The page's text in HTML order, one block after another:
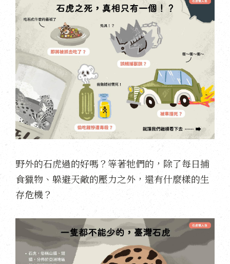
野外的石虎過的好嗎？等著牠們的，除了每日捕
食獵物、躲避天敵的壓力之外，還有什麼樣的生
存危機？